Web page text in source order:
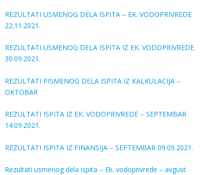
REZULTATI USMENOG DELA ISPITA – EK. VODOPRIVREDE
22.11.2021.
REZULTATI USMENOG DELA ISPITA IZ EK. VODOPRIVREDE
30.09.2021.
REZULTATI PISMENOG DELA ISPITA IZ KALKULACIJA –
OKTOBAR
REZULTATI ISPITA IZ EK. VODOPRIVREDE – SEPTEMBAR
14.09.2021.
REZULTATI ISPITA IZ FINANSIJA – SEPTEMBAR 09.09.2021.
Rezultati usmenog dela ispita – Ek. vodoprivrede – avgust